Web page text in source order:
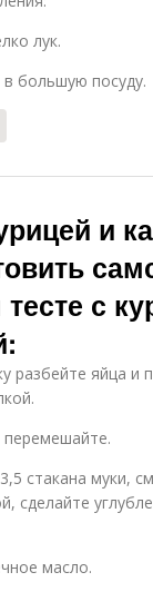
лук.
большую посуду.
и
с
разбейте яйца и
стакана муки,
сделайте
масло.